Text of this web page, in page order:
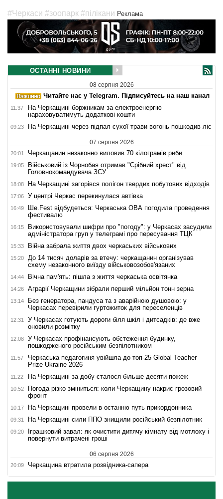
#Черкаси #зоопарк #пілікани Реклама
ОСТАННІ НОВИНИ
08 серпня 2026
Читайте нас у Telegram. Підписуйтесь на наш канал
11:37
На Черкащині боржникам за електроенергію
нараховуватимуть додаткові кошти
09:23 На Черкащині через підпал сухої трави вогонь пошкодив ліс
07 серпня 2026
20:01 Черкащанин незаконно виловив 70 кілограмів риби
19:05
Військовий із Чорнобая отримав "Срібний хрест" від
Головнокомандувача ЗСУ
18:08 На Черкащині загорівся полігон твердих побутових відходів
17:06 У центрі Черкас перекинулася автівка
16:49
Ше.Fest відбудеться: Черкаська ОВА погодила проведення
фестивалю
16:15
Використовували шифри про "погоду": у Черкасах засудили
адміністратора груп у телеграмі про пересування ТЦК
15:33 Війна забрала життя двох черкаських військових
15:20
До 14 тисяч доларів за втечу: черкащанин організував
схему незаконного виїзду військовозобов'язаних
14:44 Вічна пам'ять: пішла з життя черкаська освітянка
14:26 Аграрії Черкащини зібрали перший мільйон тонн зерна
13:14
Без генератора, пандуса та з аварійною душовою: у
Черкасах перевірили гуртожиток для переселенців
12:31
У Черкасах готують дороги біля шкіл і дитсадків: де вже
оновили розмітку
12:08
У Черкасах профінансують обстеження будинку,
пошкодженого російським безпілотником
11:57
Черкаська педагогиня увійшла до топ-25 Global Teacher
Prize Ukraine 2026
11:22 На Черкащині за добу сталося більше десяти пожеж
10:52
Погода різко зміниться: коли Черкащину накриє грозовий
фронт
10:17 На Черкащині провели в останню путь прикордонника
09:31 На Черкащині сили ППО знищили російський безпілотник
09:20
Іграшковий завал: як очистити дитячу кімнату від мотлоху і
повернути витрачені гроші
06 серпня 2026
20:09 Черкащина втратила розвідника-сапера